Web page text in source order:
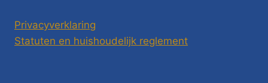
Privacyverklaring
Statuten en huishoudelijk reglement